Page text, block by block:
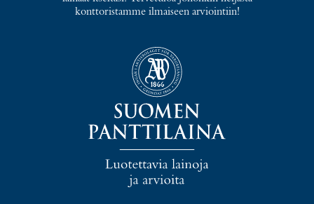
konttoristamme ilmaiseen arviointiin!